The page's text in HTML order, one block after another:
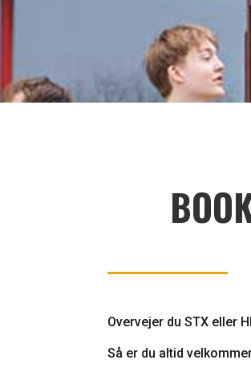
Overvejer du STX eller
Så er du altid